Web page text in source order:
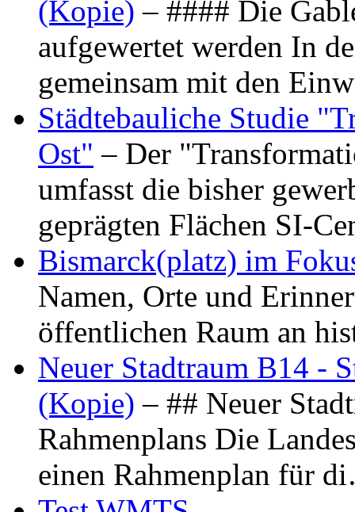
(Kopie) – #### Die
aufgewertet werden In
gemeinsam mit den
Städtebauliche Studie
Ost" – Der
umfasst die bisher
geprägten Flächen SI-
Bismarck(platz) im
Namen, Orte und
öffentlichen Raum an
Neuer Stadtraum B14 -
(Kopie) – ## Neuer
Rahmenplans Die
einen Rahmenplan für